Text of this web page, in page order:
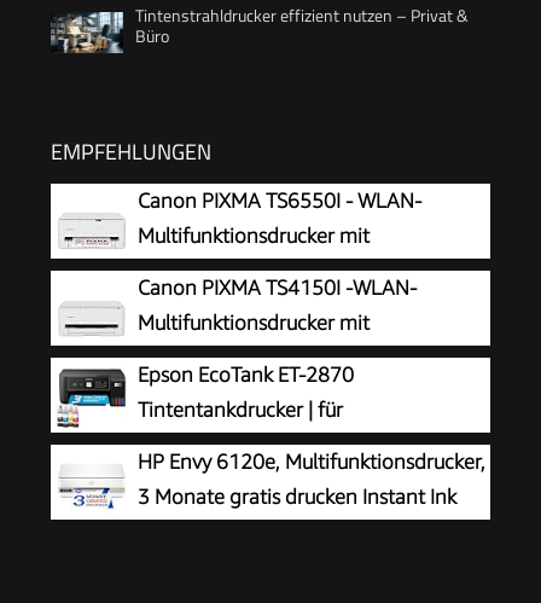
Tintenstrahldrucker effizient nutzen – Privat &
Büro
EMPFEHLUNGEN
Canon PIXMA TS6550I - WLAN-
Multifunktionsdrucker mit
Papierkassette und Frontbedienung |
Kabelloses Drucken vom Smartphone leicht
gemacht PIXMA Print Plan kompatibel
Canon PIXMA TS4150I -WLAN-
Multifunktionsdrucker mit
Papierkassette und Frontbedienung &
Duplexdruck | Kabelloses Drucken vom
Smartphone leicht gemacht PIXMA Print Plan
kompatibel
Epson EcoTank ET-2870
Tintentankdrucker | für
vielbeschäftigte Haushalte | WLAN | A4
| Drucken, Kopieren, Scannen | 3.7 cm LCD-
Display | inkl. Tinte für bis zu 3 Jahre
HP Envy 6120e, Multifunktionsdrucker,
3 Monate gratis drucken Instant Ink